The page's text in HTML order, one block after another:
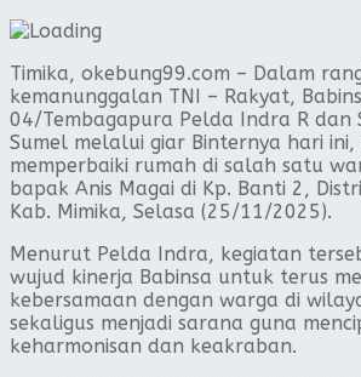
Timika, okebung99.com – Dalam
kemanunggalan TNI – Rakyat,
04/Tembagapura Pelda Indra R dan
Sumel melalui giar Binternya hari
memperbaiki rumah di salah satu
bapak Anis Magai di Kp. Banti 2,
Kab. Mimika, Selasa (25/11/2025).
Menurut Pelda Indra, kegiatan
wujud kinerja Babinsa untuk terus
kebersamaan dengan warga di
sekaligus menjadi sarana guna
keharmonisan dan keakraban.